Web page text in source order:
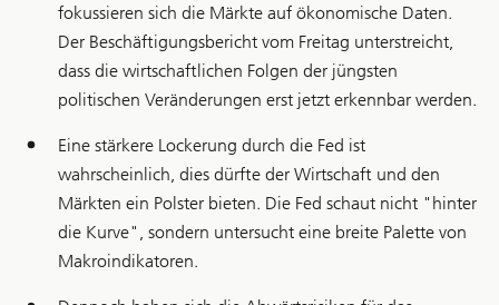
fokussieren sich die Märkte auf ökonomische Daten.
Der Beschäftigungsbericht vom Freitag unterstreicht,
dass die wirtschaftlichen Folgen der jüngsten
politischen Veränderungen erst jetzt erkennbar werden.
Eine stärkere Lockerung durch die Fed ist
wahrscheinlich, dies dürfte der Wirtschaft und den
Märkten ein Polster bieten. Die Fed schaut nicht "hinter
die Kurve", sondern untersucht eine breite Palette von
Makroindikatoren.